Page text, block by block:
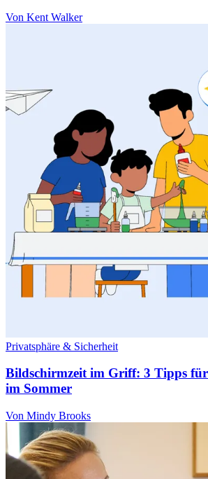
Von Kent Walker
Privatsphäre & Sicherheit
Bildschirmzeit im Griff: 3 Tipps
im Sommer
Von Mindy Brooks